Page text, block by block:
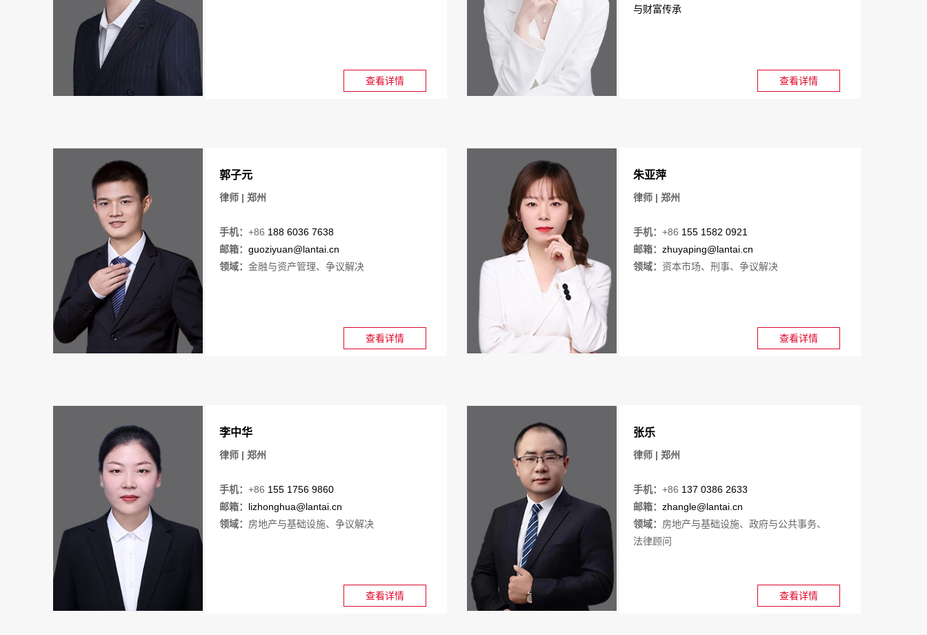
查看详情
与财富传承
查看详情
郭子元
律师 | 郑州
手机： +86 188 6036 7638
邮箱： guoziyuan@lantai.cn
领域： 金融与资产管理、争议解决
查看详情
朱亚萍
律师 | 郑州
手机： +86 155 1582 0921
邮箱： zhuyaping@lantai.cn
领域： 资本市场、刑事、争议解决
查看详情
李中华
律师 | 郑州
手机： +86 155 1756 9860
邮箱： lizhonghua@lantai.cn
领域： 房地产与基础设施、争议解决
查看详情
张乐
律师 | 郑州
手机： +86 137 0386 2633
邮箱： zhangle@lantai.cn
领域： 房地产与基础设施、政府与公共事务、
法律顾问
查看详情